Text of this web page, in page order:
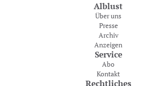
Alblust
Über uns
Presse
Archiv
Anzeigen
Service
Abo
Kontakt
Rechtliches